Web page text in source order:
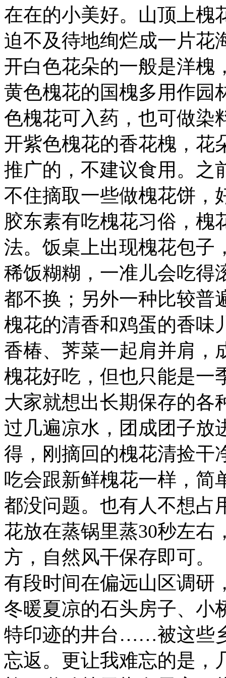
在在的小美好。山顶上槐
迫不及待地绚烂成一片花
开白色花朵的一般是洋槐
黄色槐花的国槐多用作园
色槐花可入药，也可做染
开紫色槐花的香花槐，花
推广的，不建议食用。之
不住摘取一些做槐花饼，
胶东素有吃槐花习俗，槐
法。饭桌上出现槐花包子
稀饭糊糊，一准儿会吃得
都不换；另外一种比较普
槐花的清香和鸡蛋的香味
香椿、荠菜一起肩并肩，
槐花好吃，但也只能是一
大家就想出长期保存的各
过几遍凉水，团成团子放
得，刚摘回的槐花清捡干
吃会跟新鲜槐花一样，简
都没问题。也有人不想占
花放在蒸锅里蒸30秒左右
方，自然风干保存即可。
有段时间在偏远山区调研
冬暖夏凉的石头房子、小
特印迹的井台……被这些
忘返。更让我难忘的是，